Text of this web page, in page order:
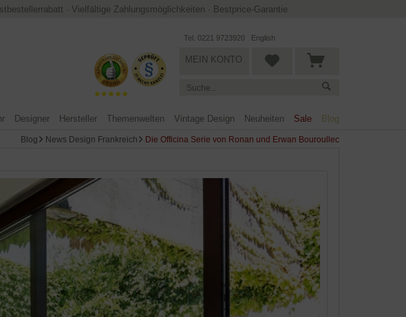
· Vielfältige Zahlungsmöglichkeiten · Bestprice-Garantie
Tel. 0221 9723920 English
MEIN KONTO
Designer Hersteller Themenwelten Vintage Design Neuheiten Sale Blog
Blog News Design Frankreich Die Officina Serie von Ronan und Erwan Bouroullec